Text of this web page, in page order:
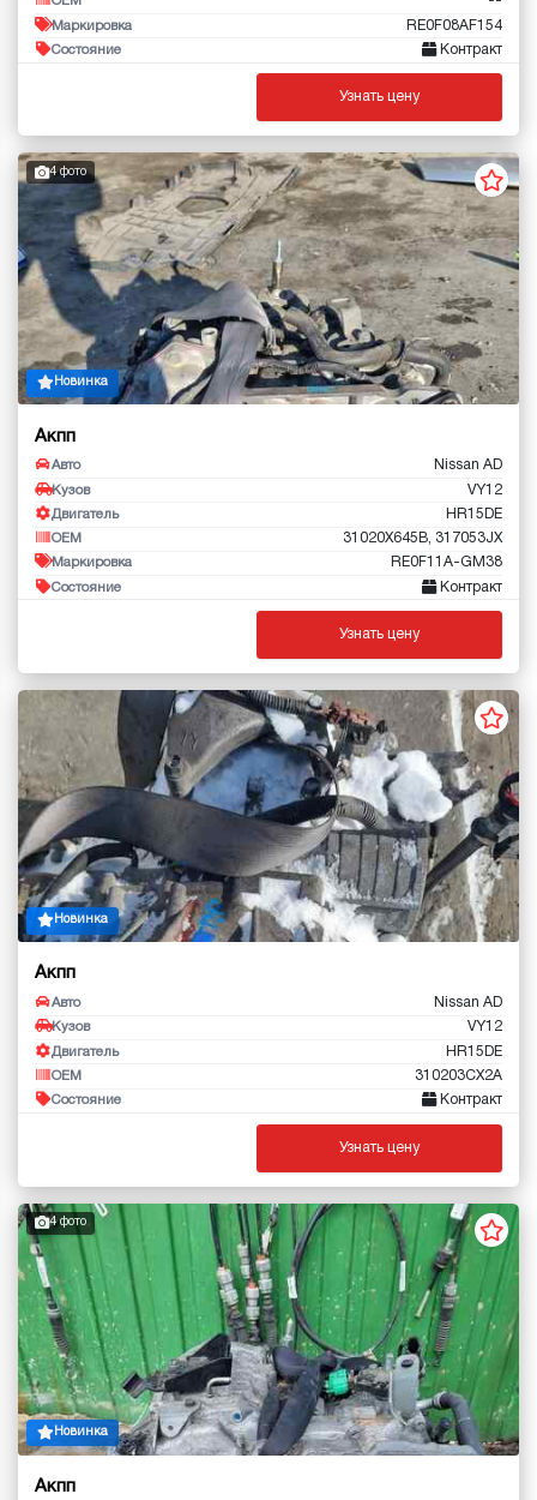
Маркировка RE0F08AF154
Состояние Контракт
Узнать цену
4 фото
Новинка
Акпп
Авто Nissan AD
Кузов VY12
Двигатель HR15DE
OEM 31020X645B, 317053JX
Маркировка RE0F11A-GM38
Состояние Контракт
Узнать цену
Новинка
Акпп
Авто Nissan AD
Кузов VY12
Двигатель HR15DE
OEM 310203CX2A
Состояние Контракт
Узнать цену
4 фото
Новинка
Акпп